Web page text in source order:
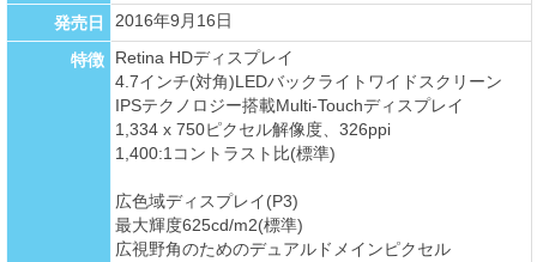
発売日
2016年9月16日
特徴
Retina HDディスプレイ
4.7インチ(対角)LEDバックライトワイドスクリーン
IPSテクノロジー搭載Multi-Touchディスプレイ
1,334 x 750ピクセル解像度、326ppi
1,400:1コントラスト比(標準)
広色域ディスプレイ(P3)
最大輝度625cd/m2(標準)
広視野角のためのデュアルドメインピクセル